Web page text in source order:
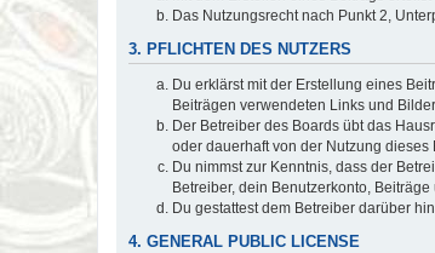
Das Nutzungsrecht nach Punkt 2,
3. PFLICHTEN DES NUTZERS
Du erklärst mit der Erstellung eines
Beiträgen verwendeten Links und
Der Betreiber des Boards übt das
oder dauerhaft von der Nutzung
Du nimmst zur Kenntnis, dass der
Betreiber, dein Benutzerkonto,
Du gestattest dem Betreiber darüber
4. GENERAL PUBLIC LICENSE